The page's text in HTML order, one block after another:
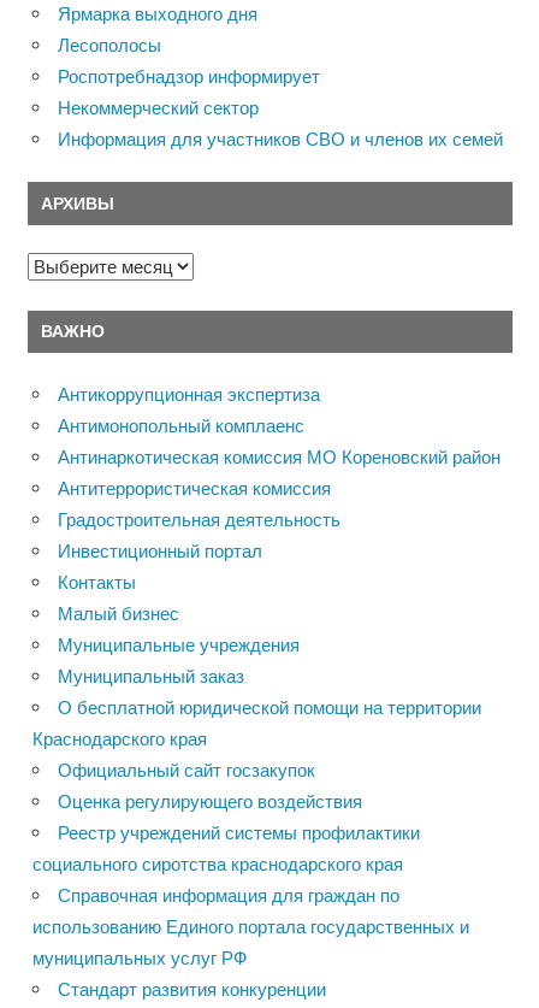
Ярмарка выходного дня
Лесополосы
Роспотребнадзор информирует
Некоммерческий сектор
Информация для участников СВО и членов их семей
АРХИВЫ
Архивы
ВАЖНО
Антикоррупционная экспертиза
Антимонопольный комплаенс
Антинаркотическая комиссия МО Кореновский район
Антитеррористическая комиссия
Градостроительная деятельность
Инвестиционный портал
Контакты
Малый бизнес
Муниципальные учреждения
Муниципальный заказ
О бесплатной юридической помощи на территории
Краснодарского края
Официальный сайт госзакупок
Оценка регулирующего воздействия
Реестр учреждений системы профилактики
социального сиротства краснодарского края
Справочная информация для граждан по
использованию Единого портала государственных и
муниципальных услуг РФ
Стандарт развития конкуренции